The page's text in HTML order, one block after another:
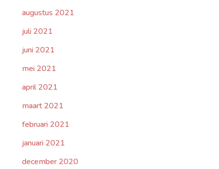
augustus 2021
juli 2021
juni 2021
mei 2021
april 2021
maart 2021
februari 2021
januari 2021
december 2020